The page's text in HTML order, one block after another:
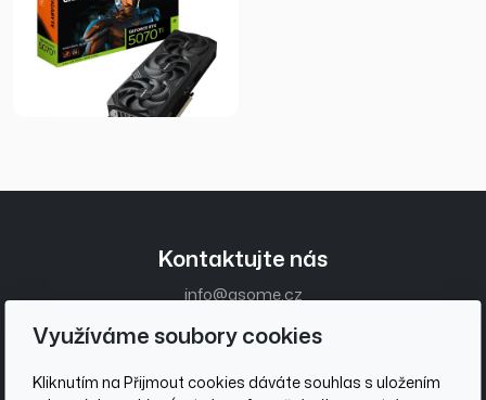
Kontaktujte nás
info@asome.cz
Zákaznický servis
Využíváme soubory cookies
Kliknutím na Přijmout cookies dáváte souhlas s uložením